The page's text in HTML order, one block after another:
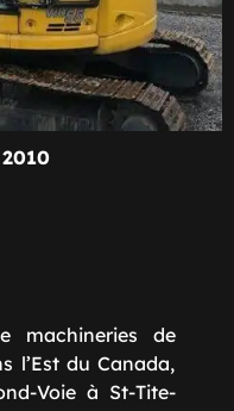
machineries de
l’Est du Canada,
Voie à St-Tite-